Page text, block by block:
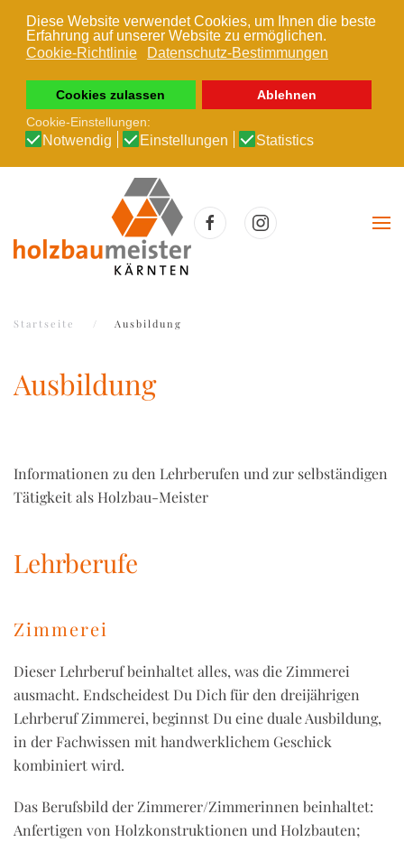
Diese Website verwendet Cookies, um Ihnen die beste
Erfahrung auf unserer Website zu ermöglichen.
Cookie-Richtlinie
Datenschutz-Bestimmungen
Cookies zulassen
Ablehnen
Cookie-Einstellungen:
Notwendig Einstellungen Statistics
Zum Hauptinhalt springen
Startseite Ausbildung
Ausbildung
Informationen zu den Lehrberufen und zur selbständigen
Tätigkeit als Holzbau-Meister
Lehrberufe
Zimmerei
Dieser Lehrberuf beinhaltet alles, was die Zimmerei
ausmacht. Endscheidest Du Dich für den dreijährigen
Lehrberuf Zimmerei, beginnst Du eine duale Ausbildung,
in der Fachwissen mit handwerklichem Geschick
kombiniert wird.
Das Berufsbild der Zimmerer/Zimmerinnen beinhaltet:
Anfertigen von Holzkonstruktionen und Holzbauten;